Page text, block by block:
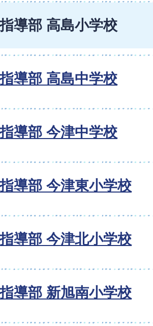
導部 高島小学校
導部 高島中学校
導部 今津中学校
導部 今津東小学校
導部 今津北小学校
導部 新旭南小学校